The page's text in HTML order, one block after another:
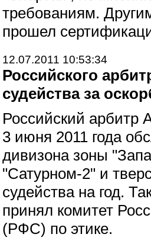
требованиям.
прошел
12.07.2011 10:53:34
Российского
судейства за
Российский арбитр
3 июня 2011 года
дивизона зоны
"Сатурном-2" и
судейства на год.
принял комитет
(РФС) по этике.